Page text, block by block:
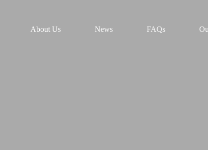
About Us News FAQs